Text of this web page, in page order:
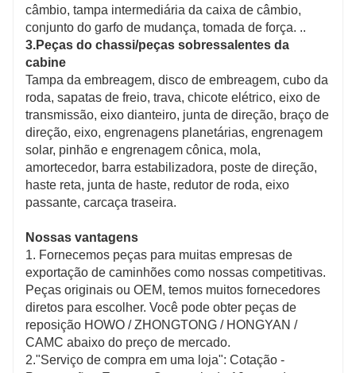
câmbio, tampa intermediária da caixa de câmbio,
conjunto do garfo de mudança, tomada de força. ..
3.Peças do chassi/peças sobressalentes da
cabine
Tampa da embreagem, disco de embreagem, cubo da
roda, sapatas de freio, trava, chicote elétrico, eixo de
transmissão, eixo dianteiro, junta de direção, braço de
direção, eixo, engrenagens planetárias, engrenagem
solar, pinhão e engrenagem cônica, mola,
amortecedor, barra estabilizadora, poste de direção,
haste reta, junta de haste, redutor de roda, eixo
passante, carcaça traseira.
Nossas vantagens
1. Fornecemos peças para muitas empresas de
exportação de caminhões como nossas competitivas.
Peças originais ou OEM, temos muitos fornecedores
diretos para escolher. Você pode obter peças de
reposição HOWO / ZHONGTONG / HONGYAN /
CAMC abaixo do preço de mercado.
2."Serviço de compra em uma loja": Cotação -